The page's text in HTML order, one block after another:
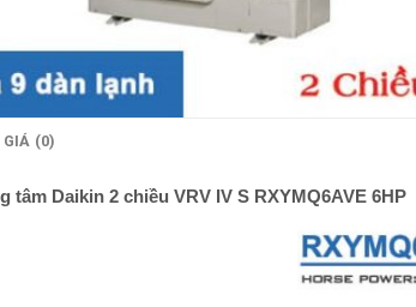
(0)
tâm Daikin 2 chiều VRV IV S RXYMQ6AVE 6HP